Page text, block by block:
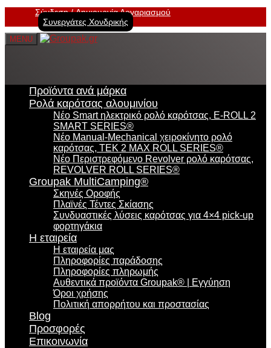
Σύνδεση
Δημιουργία Λογαριασμού
Συνεργάτες Χονδρικής
MENU
Προϊόντα ανά μάρκα
Ρολά καρότσας αλουμινίου
Νέο Smart ηλεκτρικό ρολό καρότσας, E-ROLL 2
SMART SERIES®
Νέο Manual-Mechanical χειροκίνητο ρολό
καρότσας, TEK 2 MAX ROLL SERIES®
Νέο Περιστρεφόμενο Revolver ρολό καρότσας,
REVOLVER ROLL SERIES®
Groupak MultiCamping®
Σκηνές Οροφής
Πλαϊνές Τέντες Σκίασης
Συνδυαστικές λύσεις καρότσας για 4×4 pick-up
φορτηγάκια
Η εταιρεία
Η εταιρεία μας
Πληροφορίες παράδοσης
Πληροφορίες πληρωμής
Αυθεντικά προϊόντα Groupak® | Εγγύηση
Όροι χρήσης
Πολιτική απορρήτου και προστασίας
Blog
Προσφορές
Επικοινωνία